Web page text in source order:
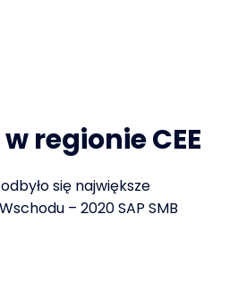
regionie CEE
się największe
– 2020 SAP SMB